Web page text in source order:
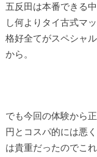
五反田は本番できる
し何よりタイ古式マ
格好全てがスペシャ
から。
でも今回の体験から
円とコスパ的には悪
は貴重だったのでこ